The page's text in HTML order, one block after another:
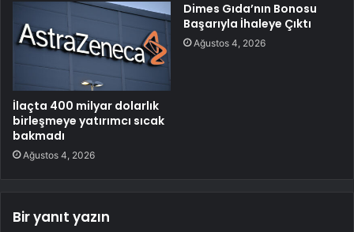
İlaçta 400 milyar dolarlık
birleşmeye yatırımcı sıcak
bakmadı
Ağustos 4, 2026
Dimes Gıda’nın Bonosu
Başarıyla İhaleye Çıktı
Ağustos 4, 2026
Bir yanıt yazın